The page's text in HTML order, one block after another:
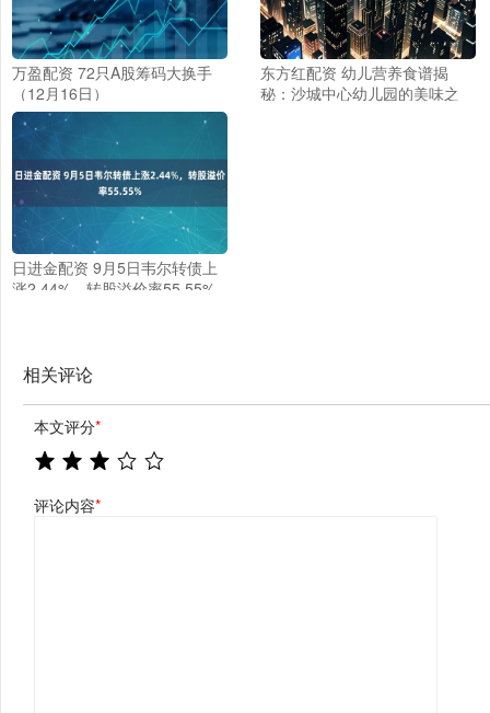
万盈配资 72只A股筹码大换手
（12月16日）
东方红配资 幼儿营养食谱揭
秘：沙城中心幼儿园的美味之
日进金配资 9月5日韦尔转债上
涨2.44%，转股溢价率55.55%
相关评论
本文评分*
评论内容*